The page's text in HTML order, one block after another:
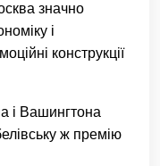
значно
і
конструкції
і Вашингтона
ж премію